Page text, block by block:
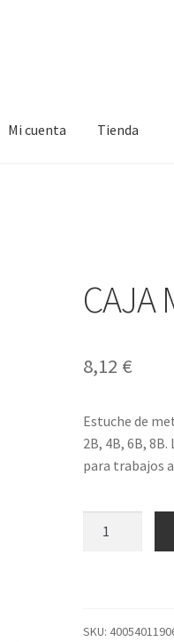
Mi cuenta Tienda
CAJA
8,12 €
Estuche de
2B, 4B, 6B,
para trabajos
HB-
SKU: